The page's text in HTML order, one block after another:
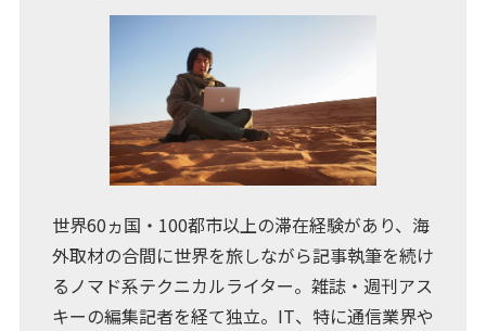
世界60ヵ国・100都市以上の滞在経験があり、海
外取材の合間に世界を旅しながら記事執筆を続け
るノマド系テクニカルライター。雑誌・週刊アス
キーの編集記者を経て独立。IT、特に通信業界や